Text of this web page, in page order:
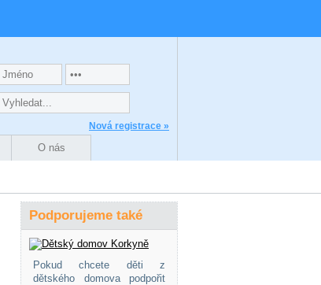
Nová registrace »
O nás
Podporujeme také
Pokud chcete děti z
dětského domova podpořit